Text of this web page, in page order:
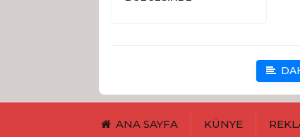
ANA SAYFA KÜNYE